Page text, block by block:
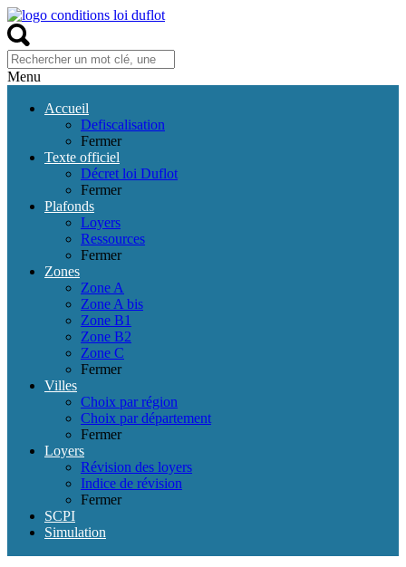
Menu
Accueil
Defiscalisation
Fermer
Texte officiel
Décret loi Duflot
Fermer
Plafonds
Loyers
Ressources
Fermer
Zones
Zone A
Zone A bis
Zone B1
Zone B2
Zone C
Fermer
Villes
Choix par région
Choix par département
Fermer
Loyers
Révision des loyers
Indice de révision
Fermer
SCPI
Simulation